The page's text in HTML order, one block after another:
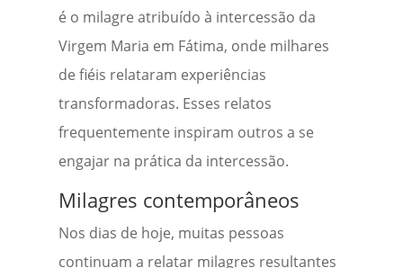
é o milagre atribuído à intercessão da
Virgem Maria em Fátima, onde milhares
de fiéis relataram experiências
transformadoras. Esses relatos
frequentemente inspiram outros a se
engajar na prática da intercessão.
Milagres contemporâneos
Nos dias de hoje, muitas pessoas
continuam a relatar milagres resultantes